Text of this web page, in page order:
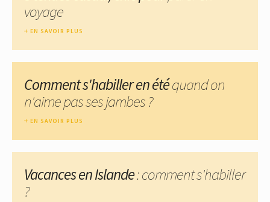
voyage
EN SAVOIR PLUS
Comment s'habiller en étéquand on
n'aime pas ses jambes ?
EN SAVOIR PLUS
Vacances en Islande: comment s'habiller
?